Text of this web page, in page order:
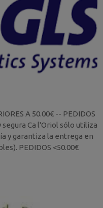
A 50.00€ -- PEDIDOS
segura Ca l'Oriol sólo utiliza
y garantiza la entrega en
PEDIDOS <50.00€